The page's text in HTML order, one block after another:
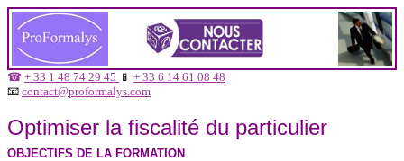
☎ + 33 1 48 74 29 45 📱 + 33 6 14 61 08 48
📧 contact@proformalys.com
Optimiser la fiscalité du particulier
OBJECTIFS DE LA FORMATION